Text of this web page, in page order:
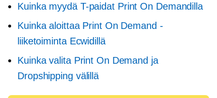
Kuinka myydä T-paidatPrint On Demandilla
Kuinka aloittaa Print On Demand -
liiketoiminta Ecwidillä
Kuinka valita Print On Demand ja
Dropshipping välillä